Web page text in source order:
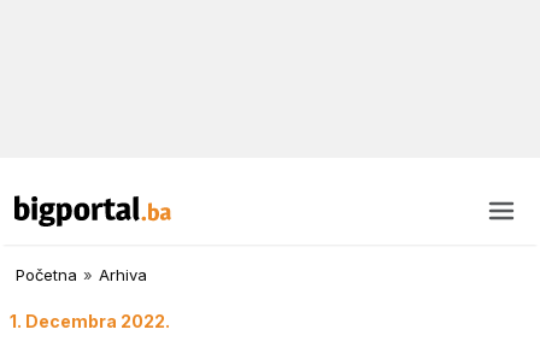
Početna » Arhiva
1. Decembra 2022.